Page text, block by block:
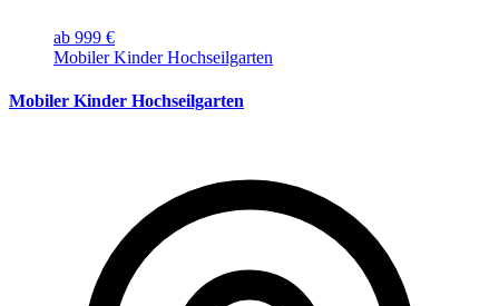
ab 999 €
Mobiler Kinder Hochseilgarten
Mobiler Kinder Hochseilgarten